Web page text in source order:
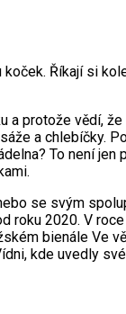
Říkají si
protože vědí,
a chlebíčky.
To není
se svým
roku 2020. V
bienále Ve
kde uvedly